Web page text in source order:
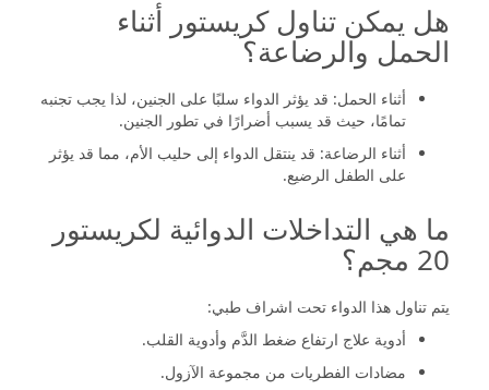
هل يمكن تناول كريستور أثناء
الحمل والرضاعة؟
أثناء الحمل: قد يؤثر الدواء سلبًا على الجنين، لذا يجب تجنبه
تمامًا، حيث قد يسبب أضرارًا في تطور الجنين.
أثناء الرضاعة: قد ينتقل الدواء إلى حليب الأم، مما قد يؤثر
على الطفل الرضيع.
ما هي التداخلات الدوائية لكريستور
20 مجم؟
يتم تناول هذا الدواء تحت اشراف طبي:
أدوية علاج ارتفاع ضغط الدَّم وأدوية القلب.
مضادات الفطريات من مجموعة الآزول.